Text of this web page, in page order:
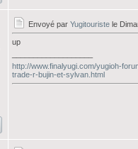
Envoyé par Yugitouriste le
up
http://www.finalyugi.com/yugioh-
trade-r-bujin-et-sylvan.html